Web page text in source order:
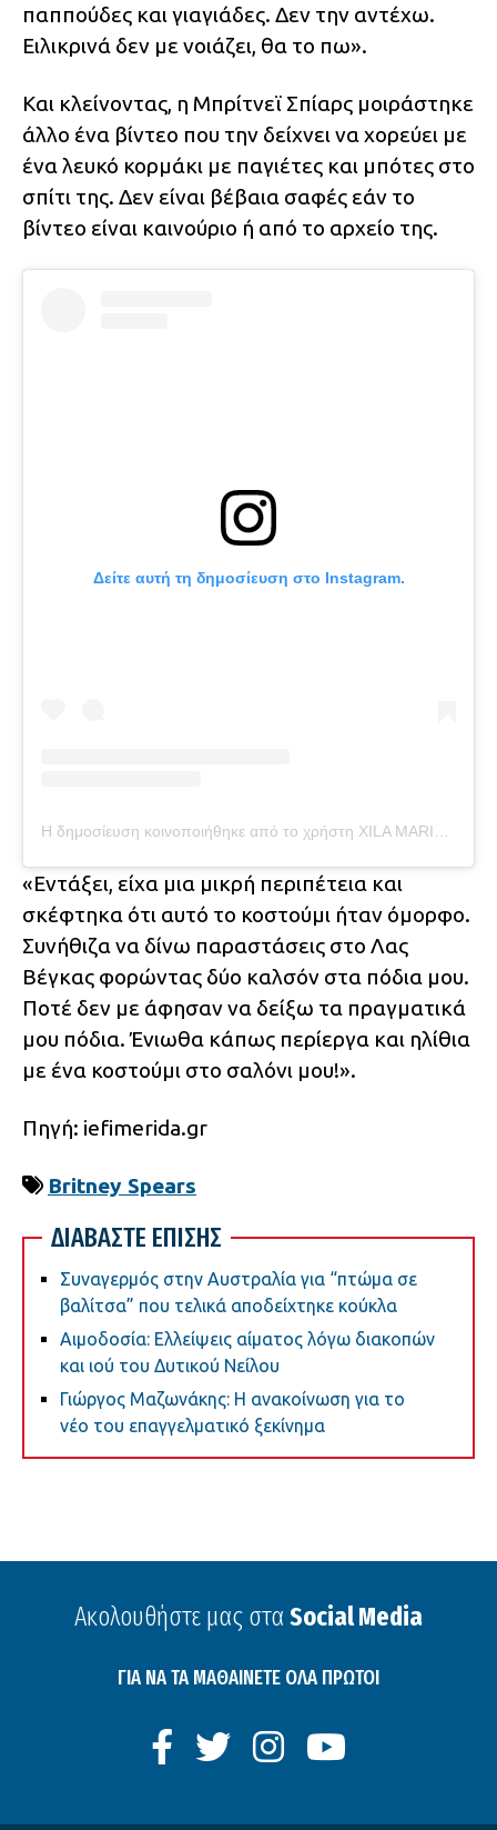
παππούδες και γιαγιάδες. Δεν την αντέχω.
Ειλικρινά δεν με νοιάζει, θα το πω».
Και κλείνοντας, η Μπρίτνεϊ Σπίαρς μοιράστηκε
άλλο ένα βίντεο που την δείχνει να χορεύει με
ένα λευκό κορμάκι με παγιέτες και μπότες στο
σπίτι της. Δεν είναι βέβαια σαφές εάν το
βίντεο είναι καινούριο ή από το αρχείο της.
Δείτε αυτή τη δημοσίευση στο Instagram.
«Εντάξει, είχα μια μικρή περιπέτεια και
σκέφτηκα ότι αυτό το κοστούμι ήταν όμορφο.
Συνήθιζα να δίνω παραστάσεις στο Λας
Βέγκας φορώντας δύο καλσόν στα πόδια μου.
Ποτέ δεν με άφησαν να δείξω τα πραγματικά
μου πόδια. Ένιωθα κάπως περίεργα και ηλίθια
με ένα κοστούμι στο σαλόνι μου!».
Πηγή: iefimerida.gr
Britney Spears
ΔΙΑΒΑΣΤΕ ΕΠΙΣΗΣ
Συναγερμός στην Αυστραλία για “πτώμα σε
βαλίτσα” που τελικά αποδείχτηκε κούκλα
Αιμοδοσία: Ελλείψεις αίματος λόγω διακοπών
και ιού του Δυτικού Νείλου
Γιώργος Μαζωνάκης: Η ανακοίνωση για το
νέο του επαγγελματικό ξεκίνημα
Ακολουθήστε μας στα Social Media
ΓΙΑ ΝΑ ΤΑ ΜΑΘΑΙΝΕΤΕ ΟΛΑ ΠΡΩΤΟΙ